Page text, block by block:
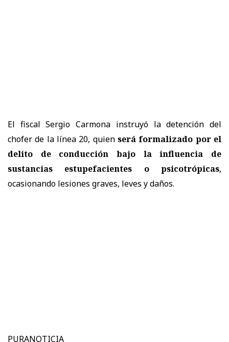
El fiscal Sergio Carmona instruyó la detención del
chofer de la línea 20, quien será formalizado por el
delito de conducción bajo la influencia de
sustancias estupefacientes o psicotrópicas,
ocasionando lesiones graves, leves y daños.
PURANOTICIA